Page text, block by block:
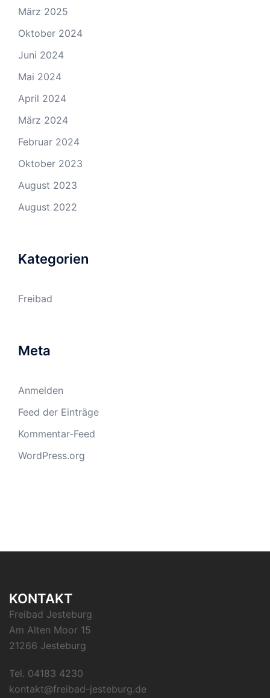
März 2025
Oktober 2024
Juni 2024
Mai 2024
April 2024
März 2024
Februar 2024
Oktober 2023
August 2023
August 2022
Kategorien
Freibad
Meta
Anmelden
Feed der Einträge
Kommentar-Feed
WordPress.org
KONTAKT
Freibad Jesteburg
Am Alten Moor 15
21266 Jesteburg
Tel. 04183 4230
kontakt@freibad-jesteburg.de